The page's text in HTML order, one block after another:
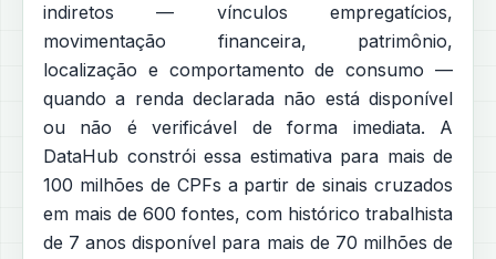
indiretos — vínculos empregatícios,
movimentação financeira, patrimônio,
localização e comportamento de consumo —
quando a renda declarada não está disponível
ou não é verificável de forma imediata. A
DataHub constrói essa estimativa para mais de
100 milhões de CPFs a partir de sinais cruzados
em mais de 600 fontes, com histórico trabalhista
de 7 anos disponível para mais de 70 milhões de